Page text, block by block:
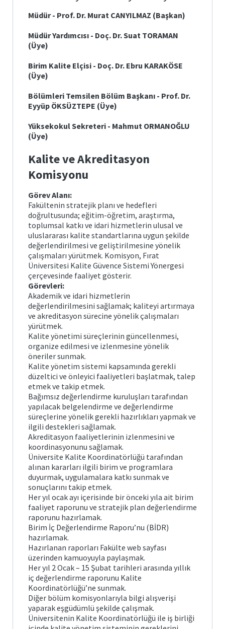
Müdür - Prof. Dr. Murat CANYILMAZ (Başkan)
Müdür Yardımcısı - Doç. Dr. Suat TORAMAN
(Üye)
Birim Kalite Elçisi - Doç. Dr. Ebru KARAKÖSE
(Üye)
Bölümleri Temsilen Bölüm Başkanı - Prof. Dr.
Eyyüp ÖKSÜZTEPE (Üye)
Yüksekokul Sekreteri - Mahmut ORMANOĞLU
(Üye)
Kalite ve Akreditasyon
Komisyonu
Görev Alanı:
Fakültenin stratejik planı ve hedefleri
doğrultusunda; eğitim-öğretim, araştırma,
toplumsal katkı ve idari hizmetlerin ulusal ve
uluslararası kalite standartlarına uygun şekilde
değerlendirilmesi ve geliştirilmesine yönelik
çalışmaları yürütmek. Komisyon, Fırat
Üniversitesi Kalite Güvence Sistemi Yönergesi
çerçevesinde faaliyet gösterir.
Görevleri:
Akademik ve idari hizmetlerin
değerlendirilmesini sağlamak; kaliteyi artırmaya
ve akreditasyon sürecine yönelik çalışmaları
yürütmek.
Kalite yönetimi süreçlerinin güncellenmesi,
organize edilmesi ve izlenmesine yönelik
öneriler sunmak.
Kalite yönetim sistemi kapsamında gerekli
düzeltici ve önleyici faaliyetleri başlatmak, talep
etmek ve takip etmek.
Bağımsız değerlendirme kuruluşları tarafından
yapılacak belgelendirme ve değerlendirme
süreçlerine yönelik gerekli hazırlıkları yapmak ve
ilgili destekleri sağlamak.
Akreditasyon faaliyetlerinin izlenmesini ve
koordinasyonunu sağlamak.
Üniversite Kalite Koordinatörlüğü tarafından
alınan kararları ilgili birim ve programlara
duyurmak, uygulamalara katkı sunmak ve
sonuçlarını takip etmek.
Her yıl ocak ayı içerisinde bir önceki yıla ait birim
faaliyet raporunu ve stratejik plan değerlendirme
raporunu hazırlamak.
Birim İç Değerlendirme Raporu’nu (BİDR)
hazırlamak.
Hazırlanan raporları Fakülte web sayfası
üzerinden kamuoyuyla paylaşmak.
Her yıl 2 Ocak – 15 Şubat tarihleri arasında yıllık
iç değerlendirme raporunu Kalite
Koordinatörlüğü’ne sunmak.
Diğer bölüm komisyonlarıyla bilgi alışverişi
yaparak eşgüdümlü şekilde çalışmak.
Üniversitenin Kalite Koordinatörlüğü ile iş birliği